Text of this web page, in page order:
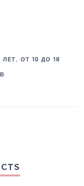
ЛЕТ, ОТ 10 ДО 19